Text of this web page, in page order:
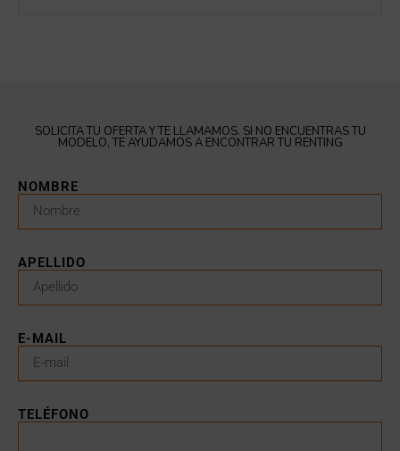
SOLICITA TU OFERTA Y TE LLAMAMOS. SI NO ENCUENTRAS TU
MODELO, TE AYUDAMOS A ENCONTRAR TU RENTING
NOMBRE
APELLIDO
E-MAIL
TELÉFONO